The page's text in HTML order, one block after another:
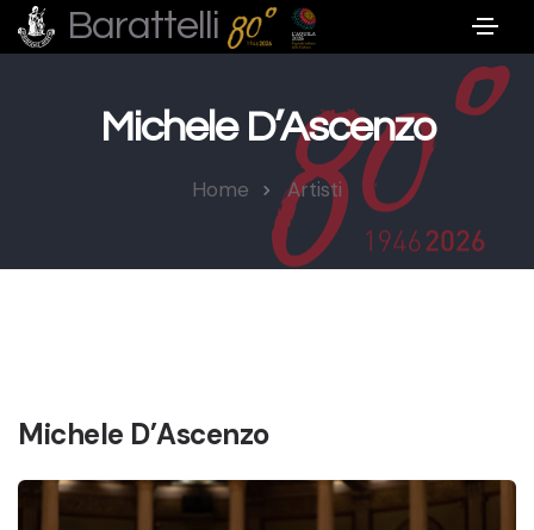
Barattelli
Michele D’Ascenzo
Home Artisti
Michele D’Ascenzo